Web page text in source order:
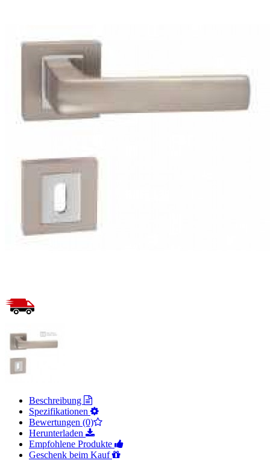
Beschreibung
Spezifikationen
Bewertungen (0)
Herunterladen
Empfohlene Produkte
Geschenk beim Kauf